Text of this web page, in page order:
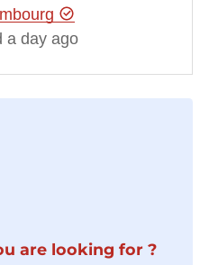
a day ago
are looking for ?